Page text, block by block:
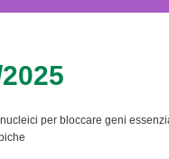
per bloccare geni